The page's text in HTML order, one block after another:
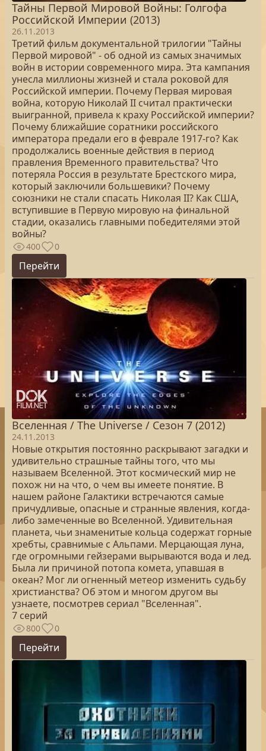
Тайны Первой Мировой Войны: Голгофа
Российской Империи (2013)
26.11.2013
Третий фильм документальной трилогии "Тайны
Первой мировой" - об одной из самых значимых
войн в истории современного мира. Эта кампания
унесла миллионы жизней и стала роковой для
Российской империи. Почему Первая мировая
война, которую Николай II считал практически
выигранной, привела к краху Российской империи?
Почему ближайшие соратники российского
императора предали его в феврале 1917-го? Как
продолжались военные действия в период
правления Временного правительства? Что
потеряла Россия в результате Брестского мира,
который заключили большевики? Почему
союзники не стали спасать Николая II? Как США,
вступившие в Первую мировую на финальной
стадии, оказались главными победителями этой
войны?
400 0
Перейти
Вселенная / The Universe / Сезон 7 (2012)
24.11.2013
Новые открытия постоянно раскрывают загадки и
удивительно страшные тайны того, что мы
называем Вселенной. Этот космический мир не
похож ни на что, о чем вы имеете понятие. В
нашем районе Галактики встречаются самые
причудливые, опасные и странные явления, когда-
либо замеченные во Вселенной. Удивительная
планета, чьи знаменитые кольца содержат горные
хребты, сравнимые с Альпами. Мерцающая луна,
где огромными гейзерами вырываются вода и лед.
Была ли причиной потопа комета, упавшая в
океан? Мог ли огненный метеор изменить судьбу
христианства? Об этом и многом другом вы
узнаете, посмотрев сериал "Вселенная".
7 серий
800 0
Перейти